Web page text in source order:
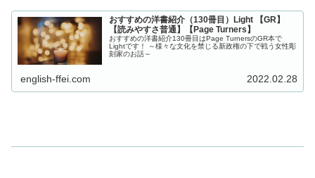
おすすめの洋書紹介（130冊目）Light 【GR】
【読みやすさ普通】【Page Turners】
おすすめの洋書紹介130冊目はPage TurnersのGR本で
Lightです！ ～様々な文化を禁じる新政権の下で戦う女性彫
刻家のお話～
english-ffei.com 2022.02.28